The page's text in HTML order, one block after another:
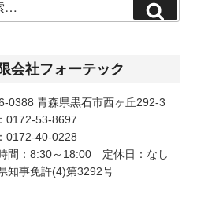
会社フォーテック
0388 青森県黒石市西ヶ丘292-3
0172-53-8697
0172-40-0228
間：8:30～18:00 定休日：なし
知事免許(4)第3292号